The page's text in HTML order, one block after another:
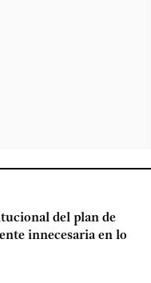
del plan de
innecesaria en lo